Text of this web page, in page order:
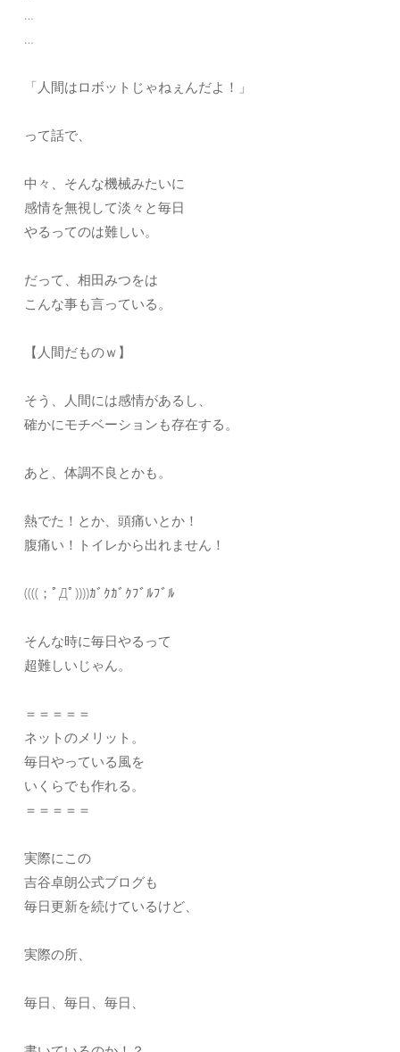
…
…
「人間はロボットじゃねぇんだよ！」
って話で、
中々、そんな機械みたいに
感情を無視して淡々と毎日
やるってのは難しい。
だって、相田みつをは
こんな事も言っている。
【人間だものｗ】
そう、人間には感情があるし、
確かにモチベーションも存在する。
あと、体調不良とかも。
熱でた！とか、頭痛いとか！
腹痛い！トイレから出れません！
((((；ﾟДﾟ))))ｶﾞｸｶﾞｸﾌﾞﾙﾌﾞﾙ
そんな時に毎日やるって
超難しいじゃん。
＝＝＝＝＝
ネットのメリット。
毎日やっている風を
いくらでも作れる。
＝＝＝＝＝
実際にこの
吉谷卓朗公式ブログも
毎日更新を続けているけど、
実際の所、
毎日、毎日、毎日、